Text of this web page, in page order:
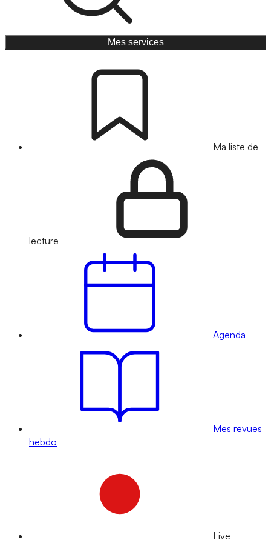
Mes services
Ma liste de
lecture
Agenda
Mes revues
hebdo
Live